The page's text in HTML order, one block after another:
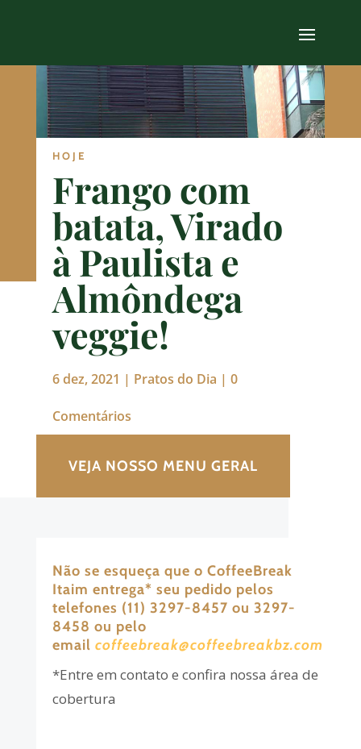
HOJE
Frango com
batata, Virado
à Paulista e
Almôndega
veggie!
6 dez, 2021 | Pratos do Dia | 0
Comentários
VEJA NOSSO MENU GERAL
Não se esqueça que o CoffeeBreak
Itaim entrega* seu pedido pelos
telefones (11) 3297-8457 ou 3297-
8458 ou pelo
email coffeebreak@coffeebreakbz.com
*Entre em contato e confira nossa área de
cobertura